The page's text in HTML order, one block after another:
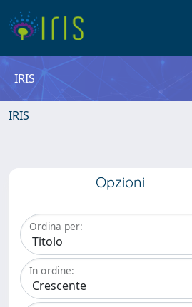
IRIS
IRIS
Opzioni
Ordina per:
In ordine: